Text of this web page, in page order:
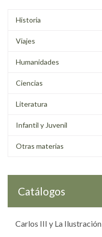
Historia
Viajes
Humanidades
Ciencias
Literatura
Infantil y Juvenil
Otras materias
Catálogos
Carlos III y La Ilustración